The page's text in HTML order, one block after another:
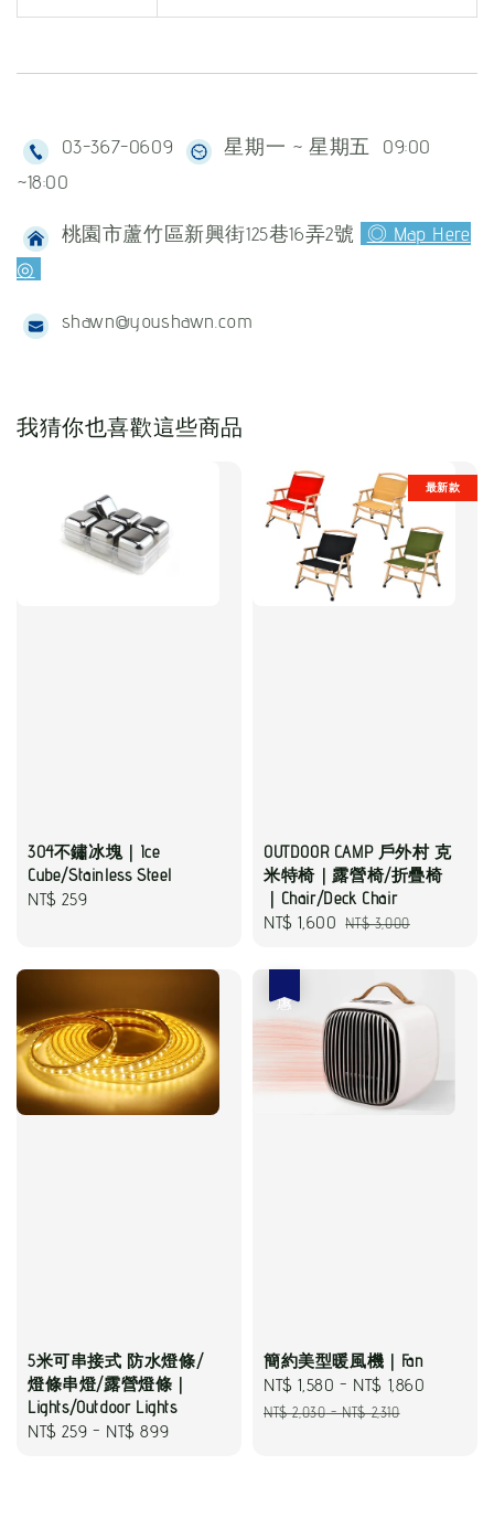
03-367-0609
星期一 ~ 星期五 09:00
~18:00
桃園市蘆竹區新興街125巷16弄2號
◎ Map Here
◎
shawn@youshawn.com
我猜你也喜歡這些商品
304不鏽冰塊｜Ice
Cube/Stainless Steel
Regular
NT$ 259
最新款
OUTDOOR CAMP 戶外村 克
米特椅｜露營椅/折疊椅
｜Chair/Deck Chair
Sale
NT$ 1,600 Regular
NT$ 3,000
5米可串接式 防水燈條/
燈條串燈/露營燈條｜
Lights/Outdoor Lights
Regular
NT$ 259 - NT$ 899
簡約美型暖風機｜Fan
Sale
price
NT$ 1,580 - NT$ 1,860
NT$ 2,030-NT$ 2,310